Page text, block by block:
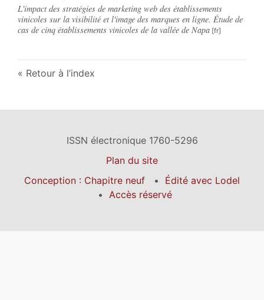
L'impact des stratégies de marketing web des établissements
vinicoles sur la visibilité et l'image des marques en ligne. Étude de
cas de cinq établissements vinicoles de la vallée de Napa
Retour à l’index
ISSN électronique 1760-5296
Plan du site
Conception : Chapitre neuf
Édité avec Lodel
Accès réservé